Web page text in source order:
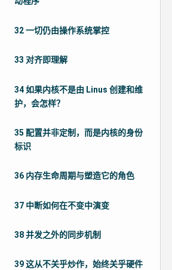
32 一切仍由操作系统掌控
33 对齐即理解
34 如果内核不是由 Linus 创建和维
护，会怎样？
35 配置并非定制，而是内核的身份
标识
36 内存生命周期与塑造它的角色
37 中断如何在不变中演变
38 并发之外的同步机制
39 这从不关乎炒作，始终关乎硬件